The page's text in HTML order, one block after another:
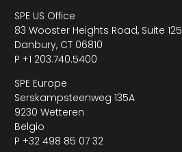
SPE US Office
83 Wooster Heights Road, Suite 125
Danbury, CT 06810
P +1 203.740.5400
SPE Europe
Serskampsteenweg 135A
9230 Wetteren
Belgio
P +32 498 85 07 32